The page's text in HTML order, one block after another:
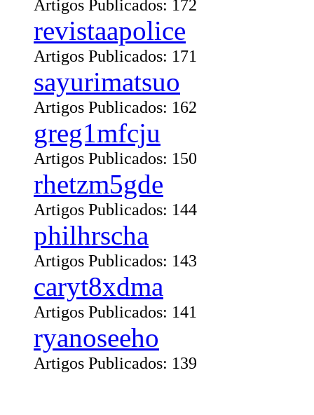
Artigos Publicados: 172
revistaapolice
Artigos Publicados: 171
sayurimatsuo
Artigos Publicados: 162
greg1mfcju
Artigos Publicados: 150
rhetzm5gde
Artigos Publicados: 144
philhrscha
Artigos Publicados: 143
caryt8xdma
Artigos Publicados: 141
ryanoseeho
Artigos Publicados: 139